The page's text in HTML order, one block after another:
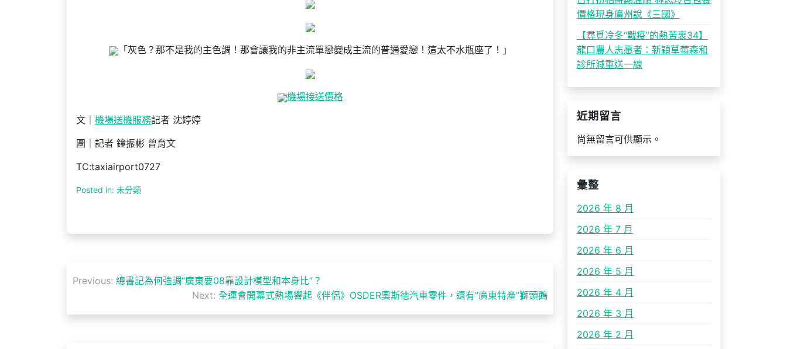
「灰色？那不是我的主色調！那會讓我的非主流單戀變成主流的普通愛戀！這太不水瓶座了！」
機場接送價格
文｜ 機場送機服務記者 沈婷婷
圖｜記者 鐘振彬 曾育文
TC:taxiairport0727
Posted in: 未分類
文
導
Previous: 總書記為何強調“廣東要08靠設計模型和本身比”？
Next: 全運會開幕式熱場響起《伴侶》OSDER奧斯德汽車零件，還有“廣東特產”獅頭鵝
價格現身廣州說《三國》
【尋覓冷冬“戰疫”的熱苦衷34】
龍口農人志愿者：新穎草莓森和
診所減重送一線
近期留言
尚無留言可供顯示。
彙整
2026 年 8 月
2026 年 7 月
2026 年 6 月
2026 年 5 月
2026 年 4 月
2026 年 3 月
2026 年 2 月